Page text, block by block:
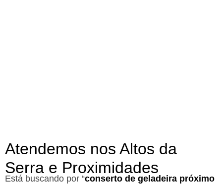
Atendemos nos Altos da
Serra e Proximidades
Está buscando por “conserto de geladeira próximo